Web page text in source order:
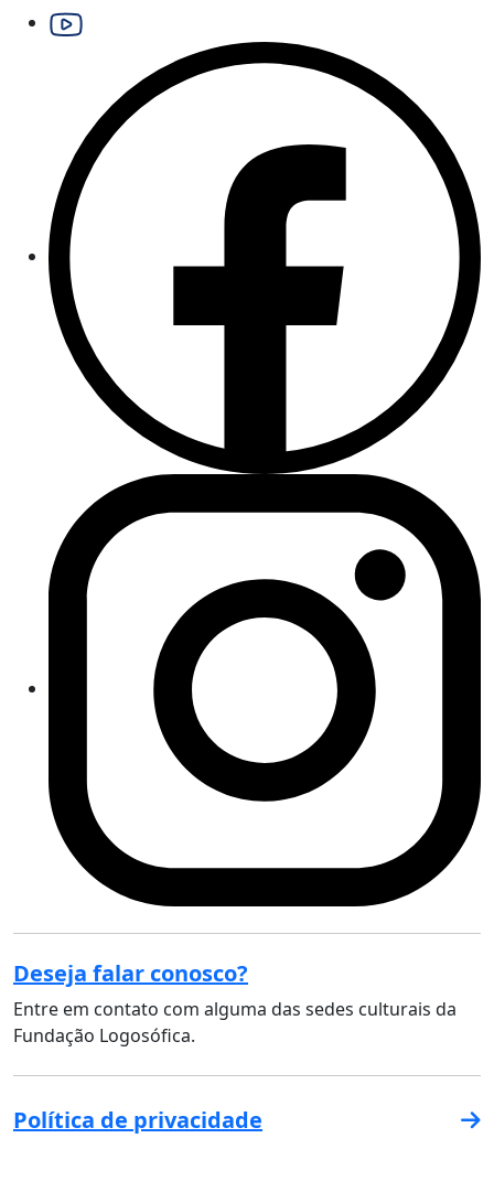
Deseja falar conosco?
Entre em contato com alguma das sedes culturais da
Fundação Logosófica.
Política de privacidade